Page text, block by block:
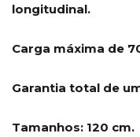
longitudinal.
Carga máxima de
Garantia total de
Tamanhos: 120 cm.